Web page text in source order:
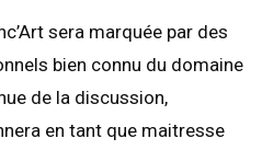
sera marquée par des
bien connu du domaine
de la discussion,
en tant que maitresse